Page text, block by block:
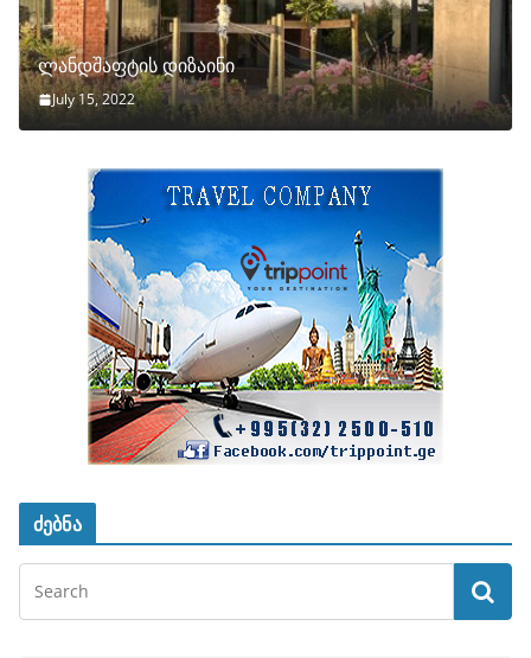
ლანდშაფტის დიზაინი
July 15, 2022
ძებნა